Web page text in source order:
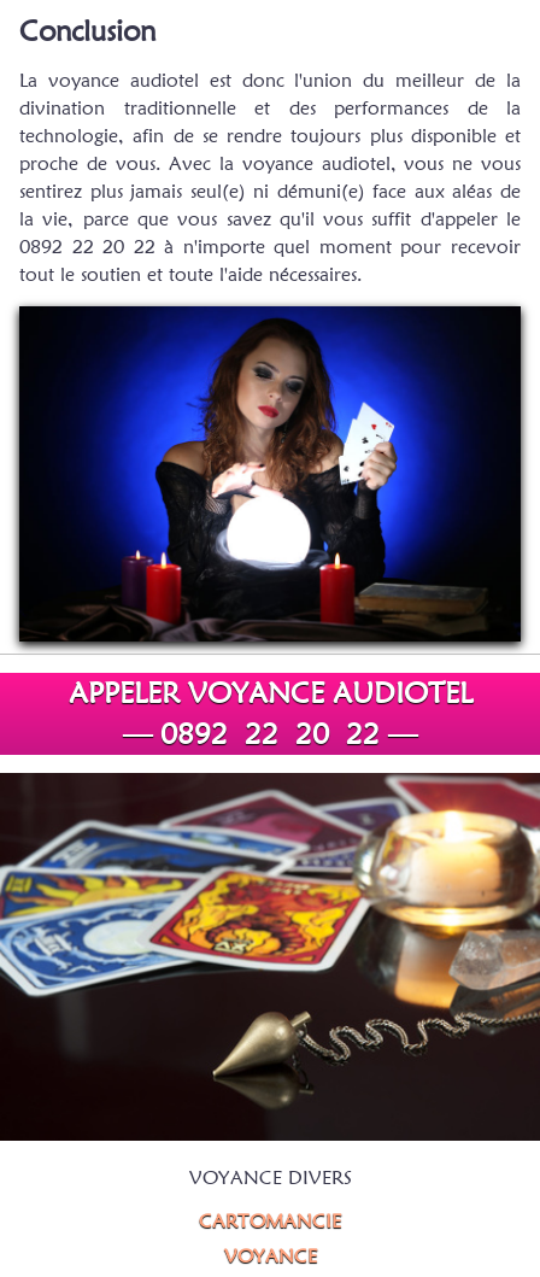
Conclusion
La voyance audiotel est donc l'union du meilleur de la
divination traditionnelle et des performances de la
technologie, afin de se rendre toujours plus disponible et
proche de vous. Avec la voyance audiotel, vous ne vous
sentirez plus jamais seul(e) ni démuni(e) face aux aléas de
la vie, parce que vous savez qu'il vous suffit d'appeler le
0892 22 20 22 à n'importe quel moment pour recevoir
tout le soutien et toute l'aide nécessaires.
APPELER VOYANCE AUDIOTEL
— 0892 22 20 22 —
VOYANCE DIVERS
CARTOMANCIE
VOYANCE